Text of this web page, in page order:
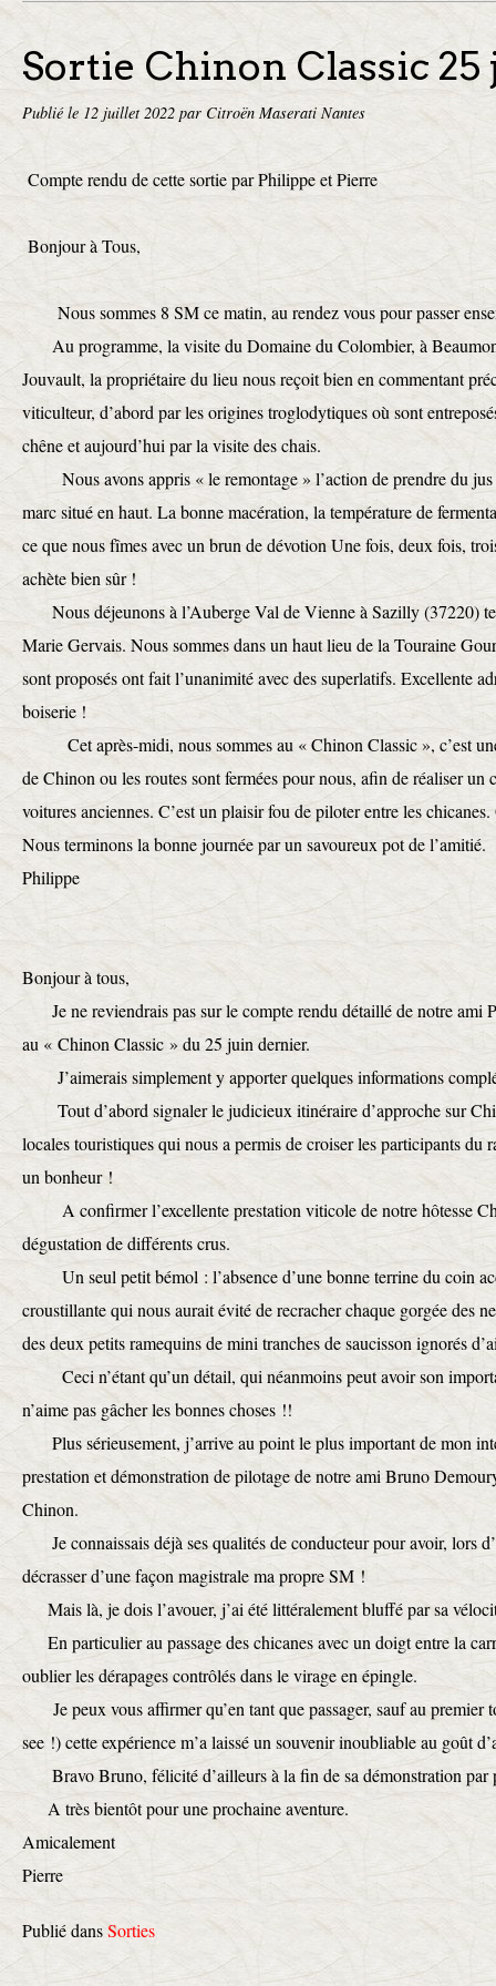
Sortie Chinon Classic 25
Publié le 12 juillet 2022 par Citroën Maserati Nantes
Compte rendu de cette sortie par Philippe et Pierre
Bonjour à Tous,
Nous sommes 8 SM ce matin, au rendez vous pour passer
Au programme, la visite du Domaine du Colombier, à
Jouvault, la propriétaire du lieu nous reçoit bien en commentant
viticulteur, d’abord par les origines troglodytiques où sont
chêne et aujourd’hui par la visite des chais.
Nous avons appris « le remontage » l’action de prendre du jus
marc situé en haut. La bonne macération, la température de
ce que nous fîmes avec un brun de dévotion Une fois, deux fois,
achète bien sûr !
Nous déjeunons à l’Auberge Val de Vienne à Sazilly (37220)
Marie Gervais. Nous sommes dans un haut lieu de la Touraine
sont proposés ont fait l’unanimité avec des superlatifs. Excellente
boiserie !
Cet après-midi, nous sommes au « Chinon Classic », c’est
de Chinon ou les routes sont fermées pour nous, afin de réaliser un
voitures anciennes. C’est un plaisir fou de piloter entre les
Nous terminons la bonne journée par un savoureux pot de l’amitié.
Philippe
Bonjour à tous,
Je ne reviendrais pas sur le compte rendu détaillé de notre ami
au « Chinon Classic » du 25 juin dernier.
J’aimerais simplement y apporter quelques informations
Tout d’abord signaler le judicieux itinéraire d’approche sur
locales touristiques qui nous a permis de croiser les participants du
un bonheur !
A confirmer l’excellente prestation viticole de notre hôtesse
dégustation de différents crus.
Un seul petit bémol : l’absence d’une bonne terrine du coin
croustillante qui nous aurait évité de recracher chaque gorgée des
des deux petits ramequins de mini tranches de saucisson ignorés
Ceci n’étant qu’un détail, qui néanmoins peut avoir son
n’aime pas gâcher les bonnes choses !!
Plus sérieusement, j’arrive au point le plus important de mon
prestation et démonstration de pilotage de notre ami Bruno
Chinon.
Je connaissais déjà ses qualités de conducteur pour avoir, lors
décrasser d’une façon magistrale ma propre SM !
Mais là, je dois l’avouer, j’ai été littéralement bluffé par sa
En particulier au passage des chicanes avec un doigt entre la
oublier les dérapages contrôlés dans le virage en épingle.
Je peux vous affirmer qu’en tant que passager, sauf au
see !) cette expérience m’a laissé un souvenir inoubliable au goût
Bravo Bruno, félicité d’ailleurs à la fin de sa démonstration par
A très bientôt pour une prochaine aventure.
Amicalement
Pierre
Publié dansSorties